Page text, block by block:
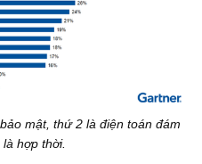
mật, thứ 2 là điện toán đám
hợp thời.